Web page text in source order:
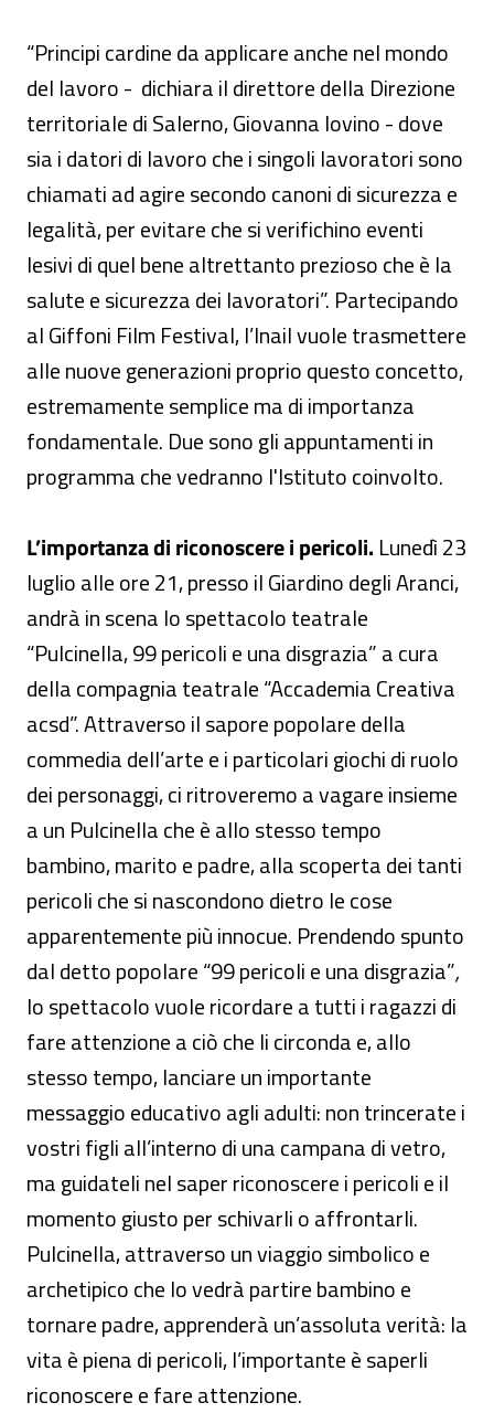
“Principi cardine da applicare anche nel mondo
del lavoro - dichiara il direttore della Direzione
territoriale di Salerno, Giovanna Iovino - dove
sia i datori di lavoro che i singoli lavoratori sono
chiamati ad agire secondo canoni di sicurezza e
legalità, per evitare che si verifichino eventi
lesivi di quel bene altrettanto prezioso che è la
salute e sicurezza dei lavoratori”. Partecipando
al Giffoni Film Festival, l’Inail vuole trasmettere
alle nuove generazioni proprio questo concetto,
estremamente semplice ma di importanza
fondamentale. Due sono gli appuntamenti in
programma che vedranno l'Istituto coinvolto.
L’importanza di riconoscere i pericoli. Lunedì 23
luglio alle ore 21, presso il Giardino degli Aranci,
andrà in scena lo spettacolo teatrale
“Pulcinella, 99 pericoli e una disgrazia” a cura
della compagnia teatrale “Accademia Creativa
acsd”. Attraverso il sapore popolare della
commedia dell’arte e i particolari giochi di ruolo
dei personaggi, ci ritroveremo a vagare insieme
a un Pulcinella che è allo stesso tempo
bambino, marito e padre, alla scoperta dei tanti
pericoli che si nascondono dietro le cose
apparentemente più innocue. Prendendo spunto
dal detto popolare “99 pericoli e una disgrazia”,
lo spettacolo vuole ricordare a tutti i ragazzi di
fare attenzione a ciò che li circonda e, allo
stesso tempo, lanciare un importante
messaggio educativo agli adulti: non trincerate i
vostri figli all’interno di una campana di vetro,
ma guidateli nel saper riconoscere i pericoli e il
momento giusto per schivarli o affrontarli.
Pulcinella, attraverso un viaggio simbolico e
archetipico che lo vedrà partire bambino e
tornare padre, apprenderà un’assoluta verità: la
vita è piena di pericoli, l’importante è saperli
riconoscere e fare attenzione.